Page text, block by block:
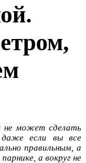
не может сделать
если вы все
правильным, а
а вокруг не